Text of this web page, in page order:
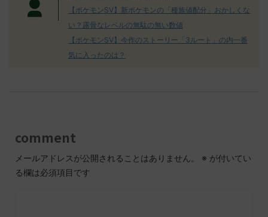
【ポケモンSV】新ポケモンの「種族値配分」おかしくな
い？露骨なレベルの無駄の無い数値
【ポケモンSV】今作のストーリー「3ルート」の内一番
気に入ったのは？
comment
メールアドレスが公開されることはありません。 ※ が付いてい
る欄は必須項目です